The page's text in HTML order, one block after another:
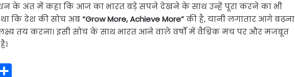
के अंत में कहा कि आज का भारत बड़े सपने देखने के साथ उन्हें पूरा करने का भी
कि देश की सोच अब“Grow More, Achieve More”की है, यानी लगातार आगे बढ़ना
तय करना। इसी सोच के साथ भारत आने वाले वर्षों में वैश्विक मंच पर और मजबूत